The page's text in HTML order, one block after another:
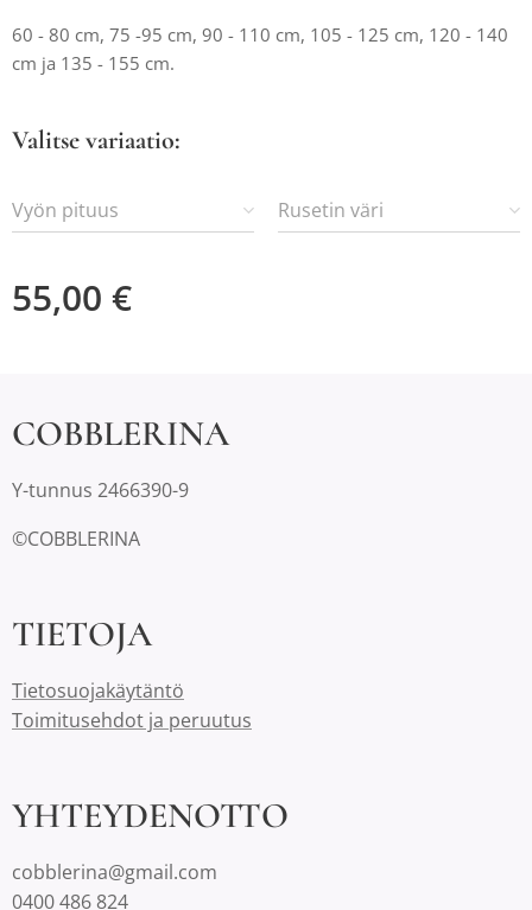
60 - 80 cm, 75 -95 cm, 90 - 110 cm, 105 - 125 cm, 120 - 140
cm ja 135 - 155 cm.
Valitse variaatio:
Vyön pituus Rusetin väri
55,00 €
COBBLERINA
Y-tunnus 2466390-9
©COBBLERINA
TIETOJA
Tietosuojakäytäntö
Toimitusehdot ja peruutus
YHTEYDENOTTO
cobblerina@gmail.com
0400 486 824